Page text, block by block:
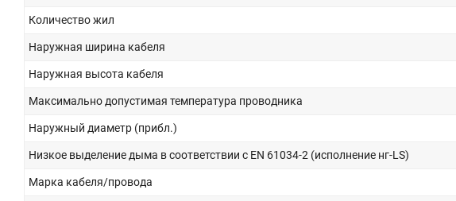
Количество жил
Наружная ширина кабеля
Наружная высота кабеля
Максимально допустимая температура проводника
Наружный диаметр (прибл.)
Низкое выделение дыма в соответствии с EN 61034-2 (исполнение нг-LS)
Марка кабеля/провода